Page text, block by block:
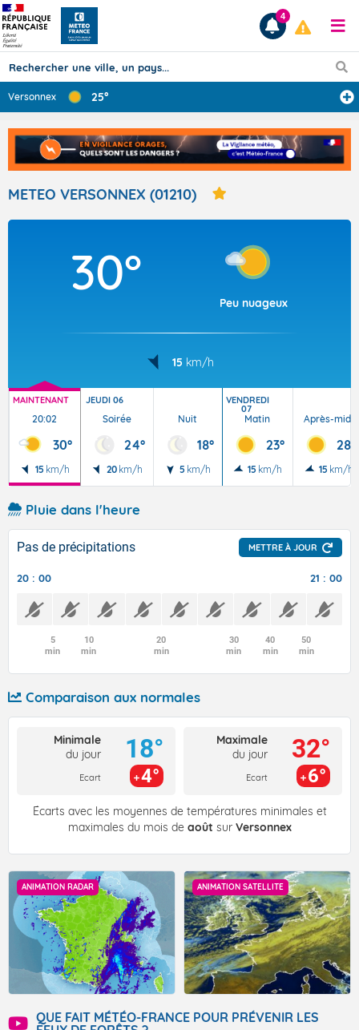
Prévisions
TOUS LES RÉSULTATS
Articles
4
Versonnex 25°
METEO VERSONNEX (01210)
30°
Peu nuageux
15 km/h
MAINTENANT
20:02
30°
15 km/h
JEUDI 06
Soirée
24°
20 km/h
Nuit
18°
5 km/h
VENDREDI
07
Matin
23°
15 km/h
Après-midi
28°
15 km/h
Pluie dans l'heure
Pas de précipitations METTRE À JOUR
20 : 00 21 : 00
5
min
10
min
20
min
30
min
40
min
50
min
Comparaison aux normales
Minimale
du jour
Ecart
18°
4°
Maximale
du jour
Ecart
32°
6°
Écarts avec les moyennes de températures minimales et
maximales du mois de août sur Versonnex
ANIMATION RADAR ANIMATION SATELLITE
QUE FAIT MÉTÉO-FRANCE POUR PRÉVENIR LES